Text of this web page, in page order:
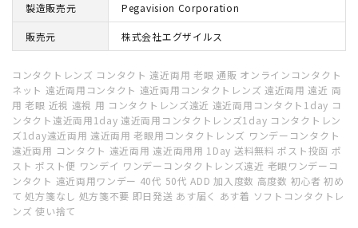
製造販売元 Pegavision Corporation
販売元 株式会社エグザイルス
コンタクトレンズ コンタクト 遠近両用 老眼 通販 オンラインコンタクト
ネット 遠近両用コンタクト 遠近両用コンタクトレンズ 遠近両用 遠近 両
用 老眼 近視 遠視 用 コンタクトレンズ遠近 遠近両用コンタクト1day コ
ンタクト遠近両用1day 遠近両用コンタクトレンズ1day コンタクトレン
ズ1day遠近両用 遠近両用 老眼用コンタクトレンズ ワンデーコンタクト
遠近両用 コンタクト 遠近両用 遠近両用用 1Day 送料無料 ポスト投函 ポ
スト ポスト便 ワンデイ ワンデーコンタクトレンズ遠近 老眼ワンデーコ
ンタクト 遠近両用ワンデー 40代 50代 ADD 加入度数 高度数 初心者 初め
て 処方箋なし 処方箋不要 即日発送 あす届く あす着 ソフトコンタクトレ
ンズ 使い捨て